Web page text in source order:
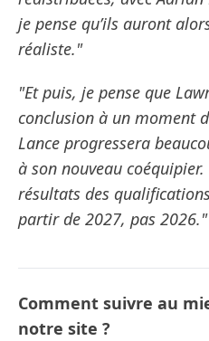
je pense qu’ils auront
réaliste."
"Et puis, je pense que
conclusion à un moment
Lance progressera
à son nouveau
résultats des
partir de 2027, pas 2026."
Comment suivre au
notre site ?